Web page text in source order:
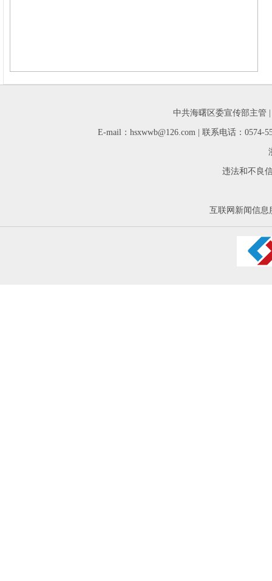
中共海曙区委宣传部主管
E-mail：hsxwwb@126.com | 联系电话：
违法和不良
互联网新闻信息